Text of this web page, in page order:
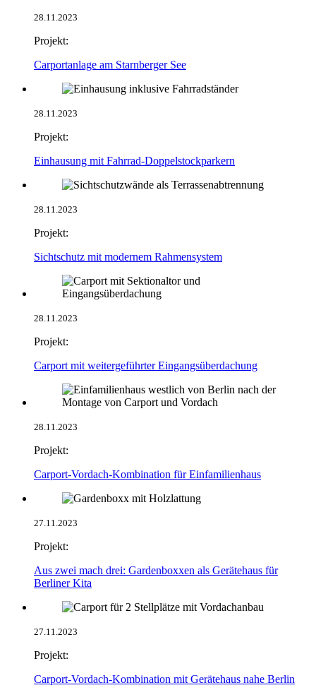
28.11.2023
Projekt:
Carportanlage am Starnberger See
28.11.2023
Projekt:
Einhausung mit Fahrrad-Doppelstockparkern
28.11.2023
Projekt:
Sichtschutz mit modernem Rahmensystem
28.11.2023
Projekt:
Carport mit weitergeführter Eingangsüberdachung
28.11.2023
Projekt:
Carport-Vordach-Kombination für Einfamilienhaus
27.11.2023
Projekt:
Aus zwei mach drei: Gardenboxxen als Gerätehaus für
Berliner Kita
27.11.2023
Projekt:
Carport-Vordach-Kombination mit Gerätehaus nahe Berlin